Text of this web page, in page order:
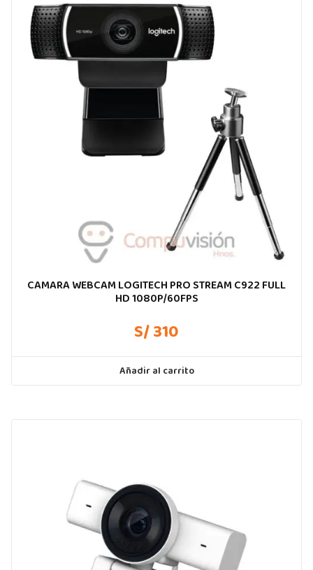
CAMARA WEBCAM LOGITECH PRO STREAM C922 FULL
HD 1080P/60FPS
S/ 310
Añadir al carrito